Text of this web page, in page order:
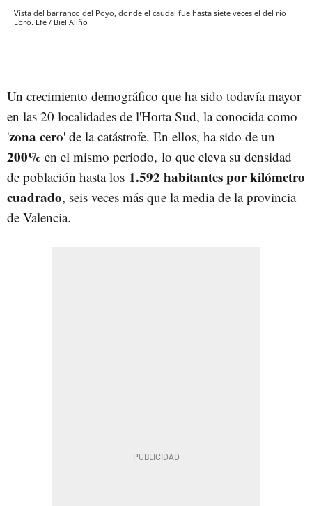
Vista del barranco del Poyo, donde el caudal fue hasta siete veces el del río
Ebro. Efe / Biel Aliño
Un crecimiento demográfico que ha sido todavía mayor
en las 20 localidades de l'Horta Sud, la conocida como
'zona cero' de la catástrofe. En ellos, ha sido de un
200% en el mismo periodo, lo que eleva su densidad
de población hasta los 1.592 habitantes por kilómetro
cuadrado, seis veces más que la media de la provincia
de Valencia.